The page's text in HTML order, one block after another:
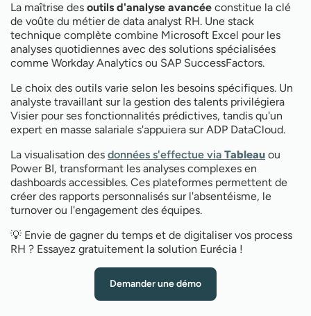
La maîtrise des outils d'analyse avancée constitue la clé
de voûte du métier de data analyst RH. Une stack
technique complète combine Microsoft Excel pour les
analyses quotidiennes avec des solutions spécialisées
comme Workday Analytics ou SAP SuccessFactors.
Le choix des outils varie selon les besoins spécifiques. Un
analyste travaillant sur la gestion des talents privilégiera
Visier pour ses fonctionnalités prédictives, tandis qu'un
expert en masse salariale s'appuiera sur ADP DataCloud.
La visualisation des données s'effectue via Tableau ou
Power BI, transformant les analyses complexes en
dashboards accessibles. Ces plateformes permettent de
créer des rapports personnalisés sur l'absentéisme, le
turnover ou l'engagement des équipes.
💡 Envie de gagner du temps et de digitaliser vos process
RH ? Essayez gratuitement la solution Eurécia !
Demander une démo